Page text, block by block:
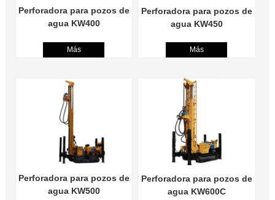
Perforadora para pozos de
agua KW400
Más
Perforadora para pozos de
agua KW450
Más
Perforadora para pozos de
agua KW500
Perforadora para pozos de
agua KW600C